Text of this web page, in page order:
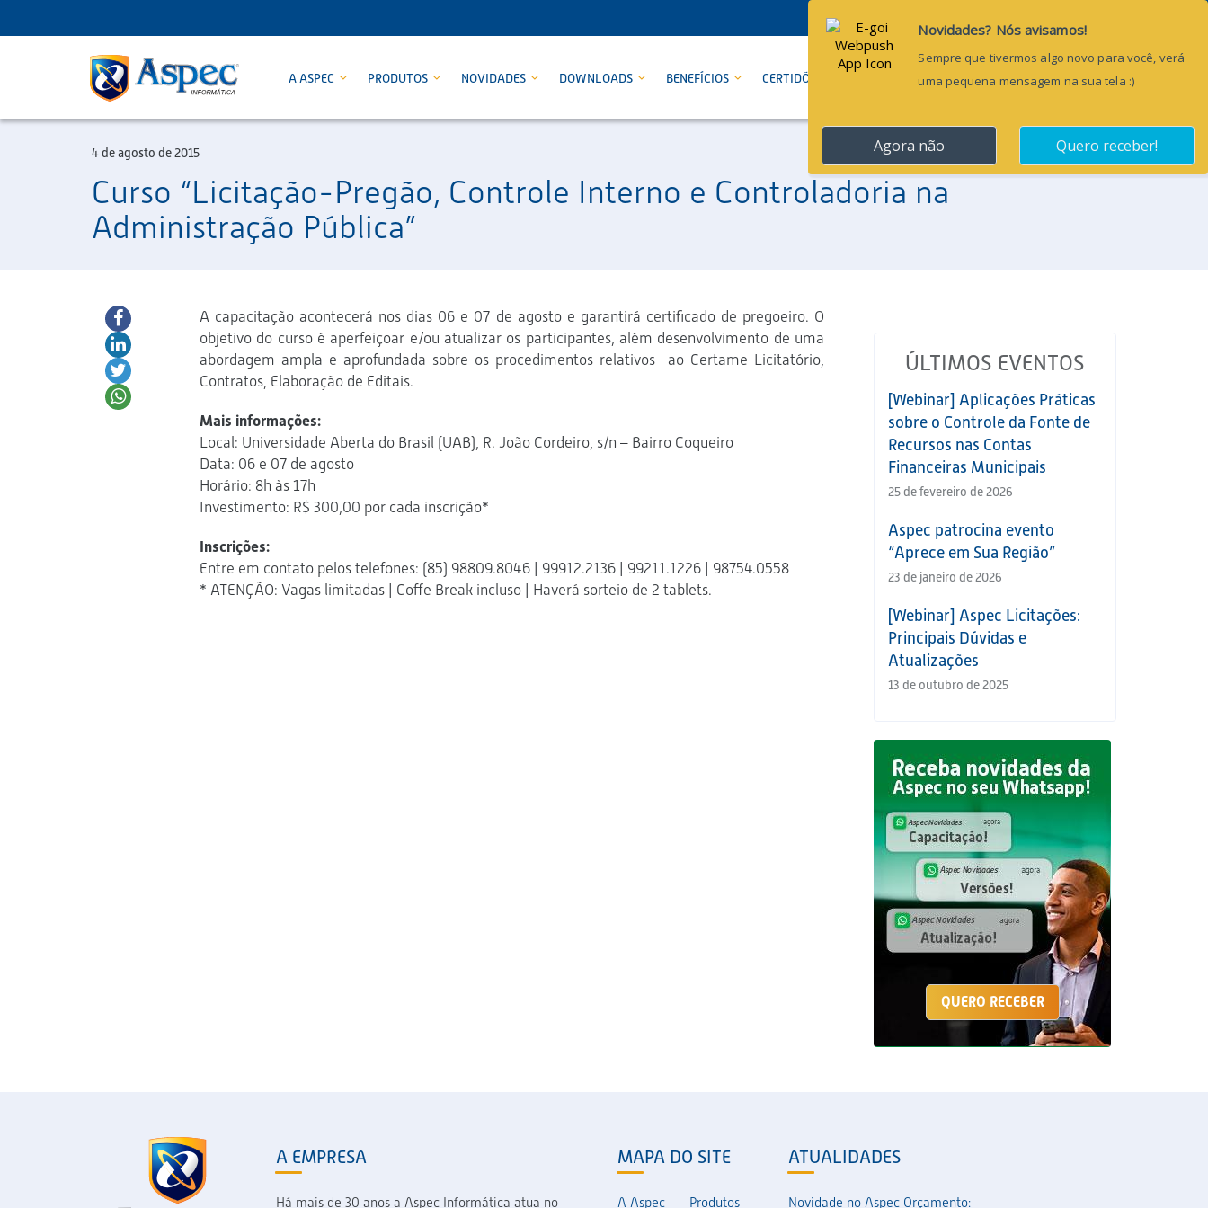
A ASPEC PRODUTOS NOVIDADES DOWNLOADS BENEFÍCIOS CERTIDÕES CONTATO Pesquisar...
4 de agosto de 2015
Curso “Licitação-Pregão, Controle Interno e Controladoria na
Administração Pública”
A capacitação acontecerá nos dias 06 e 07 de agosto e garantirá certificado de pregoeiro. O
objetivo do curso é aperfeiçoar e/ou atualizar os participantes, além desenvolvimento de uma
abordagem ampla e aprofundada sobre os procedimentos relativos ao Certame Licitatório,
Contratos, Elaboração de Editais.
Mais informações:
Local: Universidade Aberta do Brasil (UAB), R. João Cordeiro, s/n – Bairro Coqueiro
Data: 06 e 07 de agosto
Horário: 8h às 17h
Investimento: R$ 300,00 por cada inscrição*
Inscrições:
Entre em contato pelos telefones: (85) 98809.8046 | 99912.2136 | 99211.1226 | 98754.0558
* ATENÇÃO: Vagas limitadas | Coffe Break incluso | Haverá sorteio de 2 tablets.
ÚLTIMOS EVENTOS
[Webinar] Aplicações Práticas
sobre o Controle da Fonte de
Recursos nas Contas
Financeiras Municipais
25 de fevereiro de 2026
Aspec patrocina evento
“Aprece em Sua Região”
23 de janeiro de 2026
[Webinar] Aspec Licitações:
Principais Dúvidas e
Atualizações
13 de outubro de 2025
QUERO RECEBER
A EMPRESA
Há mais de 30 anos a Aspec Informática atua no
MAPA DO SITE
A Aspec Produtos
ATUALIDADES
Novidade no Aspec Orçamento: